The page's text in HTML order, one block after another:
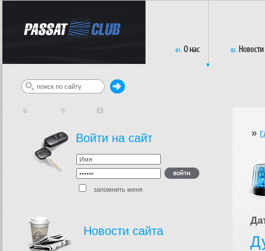
Войти на сайт
запомнить меня
Новости сайта
»